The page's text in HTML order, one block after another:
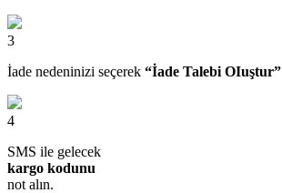
3
İade nedeninizi seçerek “İade Talebi OIuştur”
4
SMS ile gelecek
kargo kodunu
not alın.